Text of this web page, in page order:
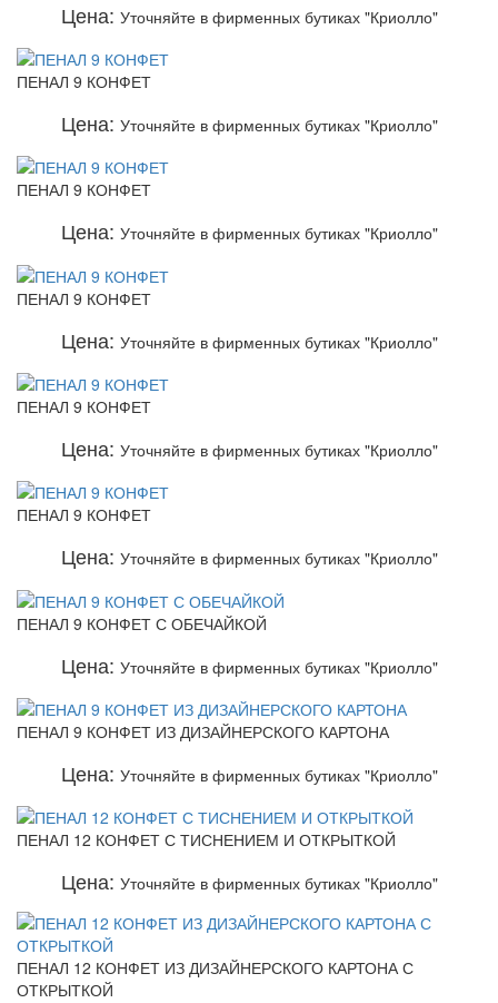
Цена: Уточняйте в фирменных бутиках "Криолло"
ПЕНАЛ 9 КОНФЕТ
Цена: Уточняйте в фирменных бутиках "Криолло"
ПЕНАЛ 9 КОНФЕТ
Цена: Уточняйте в фирменных бутиках "Криолло"
ПЕНАЛ 9 КОНФЕТ
Цена: Уточняйте в фирменных бутиках "Криолло"
ПЕНАЛ 9 КОНФЕТ
Цена: Уточняйте в фирменных бутиках "Криолло"
ПЕНАЛ 9 КОНФЕТ
Цена: Уточняйте в фирменных бутиках "Криолло"
ПЕНАЛ 9 КОНФЕТ С ОБЕЧАЙКОЙ
Цена: Уточняйте в фирменных бутиках "Криолло"
ПЕНАЛ 9 КОНФЕТ ИЗ ДИЗАЙНЕРСКОГО КАРТОНА
Цена: Уточняйте в фирменных бутиках "Криолло"
ПЕНАЛ 12 КОНФЕТ С ТИСНЕНИЕМ И ОТКРЫТКОЙ
Цена: Уточняйте в фирменных бутиках "Криолло"
ПЕНАЛ 12 КОНФЕТ ИЗ ДИЗАЙНЕРСКОГО КАРТОНА С
ОТКРЫТКОЙ